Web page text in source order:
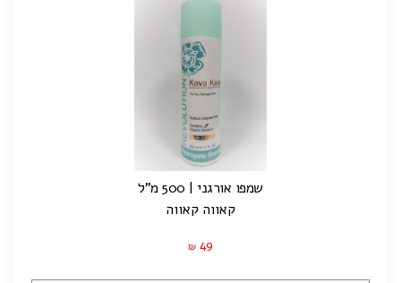
שמפו אורגני | 500 מ"ל
קאווה קאווה
₪ 49